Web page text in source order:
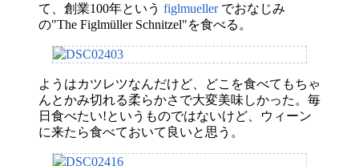
て、創業100年という figlmuellerでおなじみ
の"The Figlmüller Schnitzel"を食べる。
ようはカツレツなんだけど、どこを食べてもちゃ
んとかみ切れる柔らかさで大変美味しかった。毎
日食べたい!というものではないけど、ウィーン
に来たら食べておいて良いと思う。